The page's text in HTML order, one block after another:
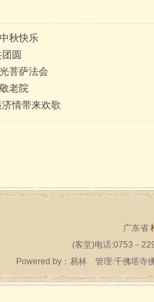
秋快乐
圆
菩萨法会
老院
情带来欢歌
广东省
(客堂)电话:0753－
Powered by： 易林 管理:千佛塔寺